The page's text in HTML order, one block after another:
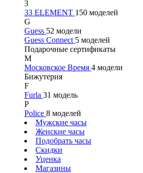
3
33 ELEMENT 150 моделей
G
Guess 52 модели
Guess Connect 5 моделей
Подарочные сертификаты
М
Московское Время 4 модели
Бижутерия
F
Furla 31 модель
P
Police 8 моделей
Мужские часы
Женские часы
Подобрать часы
Скидки
Уценка
Магазины